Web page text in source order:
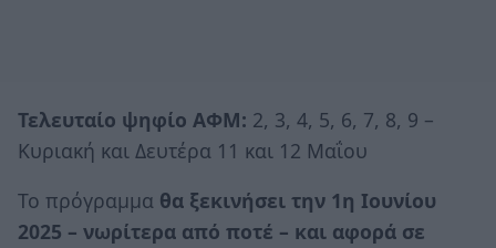
Τελευταίο ψηφίο ΑΦΜ: 2, 3, 4, 5, 6, 7, 8, 9 –
Κυριακή και Δευτέρα 11 και 12 Μαΐου
Το πρόγραμμα θα ξεκινήσει την 1η Ιουνίου
2025 – νωρίτερα από ποτέ – και αφορά σε